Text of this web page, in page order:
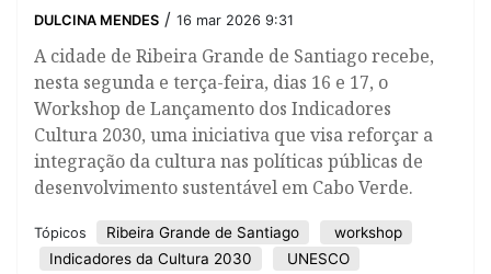
DULCINA MENDES / 16 mar 2026 9:31
A cidade de Ribeira Grande de Santiago recebe,
nesta segunda e terça-feira, dias 16 e 17, o
Workshop de Lançamento dos Indicadores
Cultura 2030, uma iniciativa que visa reforçar a
integração da cultura nas políticas públicas de
desenvolvimento sustentável em Cabo Verde.
Tópicos ​Ribeira Grande de Santiago
workshop
Indicadores da Cultura 2030
UNESCO